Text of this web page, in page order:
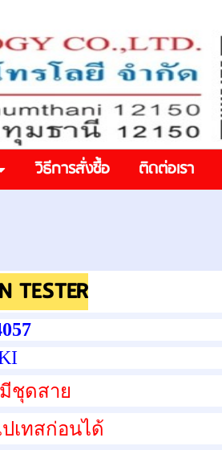
วิธีการสั่งซื้อ ติดต่อเรา
TESTER
ชุดสาย
เทสก่อนได้